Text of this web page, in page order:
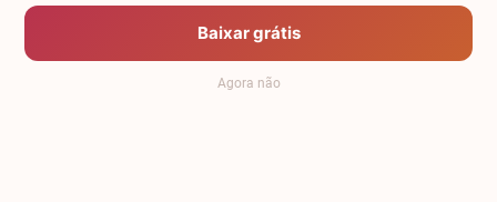
Anuncie
Termos de Uso
Baixar grátis
Agora não